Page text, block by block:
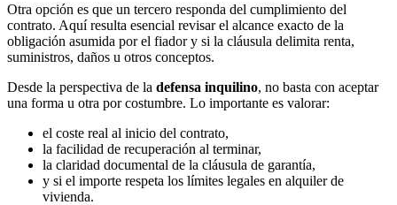
Otra opción es que un tercero responda del cumplimiento del
contrato. Aquí resulta esencial revisar el alcance exacto de la
obligación asumida por el fiador y si la cláusula delimita renta,
suministros, daños u otros conceptos.
Desde la perspectiva de la defensa inquilino, no basta con aceptar
una forma u otra por costumbre. Lo importante es valorar:
el coste real al inicio del contrato,
la facilidad de recuperación al terminar,
la claridad documental de la cláusula de garantía,
y si el importe respeta los límites legales en alquiler de
vivienda.